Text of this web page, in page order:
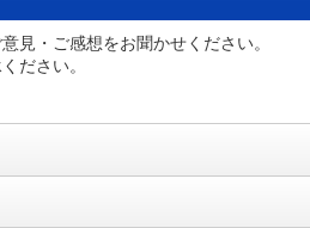
見・ご感想をお聞かせください。
ださい。